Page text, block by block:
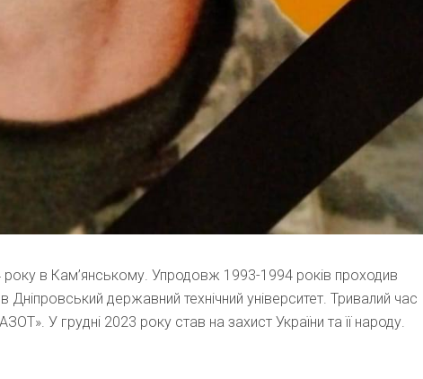
року в Кам’янському. Упродовж 1993-1994 років проходив
державний технічний університет. Тривалий час
У грудні 2023 року став на захист України та її народу.